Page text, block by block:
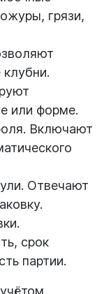
грязи,
или форме.
Включают
Отвечают
срок
партии.